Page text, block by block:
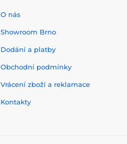
O nás
Showroom Brno
Dodání a platby
Obchodní podmínky
Vrácení zboží a reklamace
Kontakty